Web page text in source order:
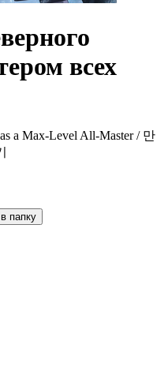
всех
a Max-Level All-Master / 만
папку